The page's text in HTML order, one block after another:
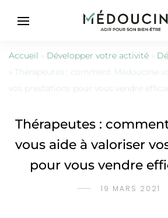
Accueil » Développer votre activité »
» Thérapeutes : comment Médoucine
vos prestations pour vous vendre
Thérapeutes :
vous aide à valoriser
pour vous vendre
19 MARS 2021